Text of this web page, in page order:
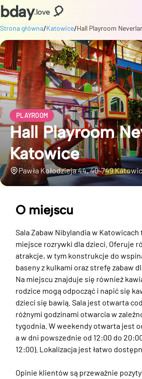
bday.love 🎈
Strona główna/Katowice/Hall Playroom
PLAYROOM
Hall Playroom
Katowice
Pawła Kołodzieja 44, 40-749
O miejscu
Sala Zabaw Nibylandia w
miejsce rozrywki dla dzieci. Oferuje
atrakcje, w tym konstrukcje do
baseny z kulkami oraz strefę zabaw
Na miejscu znajduje się również
rodzice mogą odpocząć i napić się
dzieci się bawią. Sala jest otwarta
różnymi godzinami otwarcia w
tygodnia. W weekendy otwarta jest
a w dni powszednie od 12:00 do
12:00). Lokalizacja jest łatwo
Opinie klientów są przeważnie